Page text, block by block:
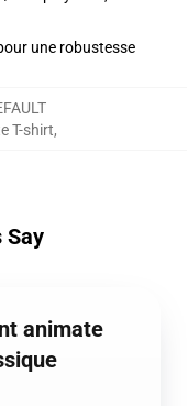
une robustesse
T-shirt,
Say
animate